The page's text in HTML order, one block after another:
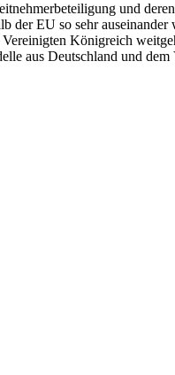
und
der EU so sehr
Königreich
aus Deutschland und